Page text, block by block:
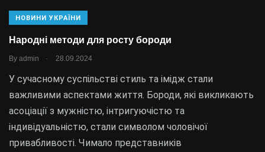
НОВИНИ УКРАЇНИ
Народні методи для росту бороди
By admin . 28.09.2024
У сучасному суспільстві стиль та імідж стали
важливими аспектами життя. Бороди, які викликають
асоціації з мужністю, інтригуючістю та
індивідуальністю, стали символом чоловічої
привабливості. Чимало представників